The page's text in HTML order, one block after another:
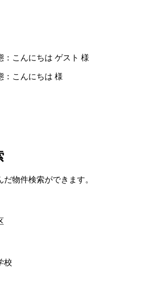
：こんにちは ゲスト 様
：こんにちは 様
物件検索ができます。
校